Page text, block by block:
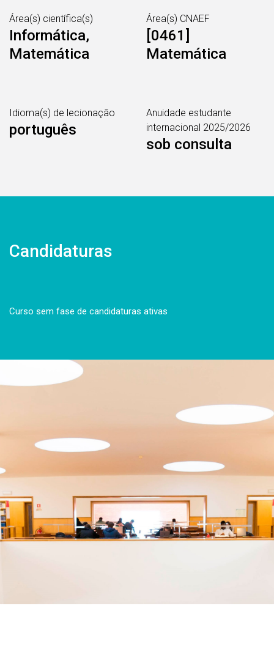
Área(s) científica(s)
Informática,
Matemática
Área(s) CNAEF
[0461]
Matemática
Idioma(s) de lecionação
português
Anuidade estudante
internacional 2025/2026
sob consulta
Candidaturas
Curso sem fase de candidaturas ativas